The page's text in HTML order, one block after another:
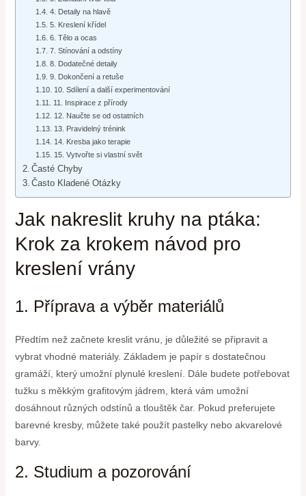
4. Detaily na hlavě
5. Kreslení křídel
6. Tělo a ocas
7. Stínování a odstíny
8. Dodatečné detaily
9. Dokončení a retuše
10. Sdílení a další experimentování
11. Inspirace z přírody
12. Naučte se od ostatních
13. Pravidelný trénink
14. Kresba jako terapie
15. Vytvořte si vlastní svět
Časté Chyby
Často Kladené Otázky
Jak nakreslit kruhy na ptáka:
Krok za krokem návod pro
kreslení vrány
1. Příprava a výběr materiálů
Předtím než začnete kreslit vránu, je důležité se připravit a
vybrat vhodné materiály. Základem je papír s dostatečnou
gramáží, který umožní plynulé kreslení. Dále budete potřebovat
tužku s měkkým grafitovým jádrem, která vám umožní
dosáhnout různých odstínů a tlouštěk čar. Pokud preferujete
barevné kresby, můžete také použít pastelky nebo akvarelové
barvy.
2. Studium a pozorování